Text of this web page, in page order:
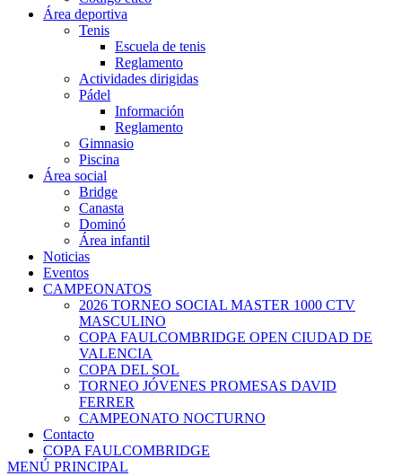
Área deportiva
Tenis
Escuela de tenis
Reglamento
Actividades dirigidas
Pádel
Información
Reglamento
Gimnasio
Piscina
Área social
Bridge
Canasta
Dominó
Área infantil
Noticias
Eventos
CAMPEONATOS
2026 TORNEO SOCIAL MASTER 1000 CTV
MASCULINO
COPA FAULCOMBRIDGE OPEN CIUDAD DE
VALENCIA
COPA DEL SOL
TORNEO JÓVENES PROMESAS DAVID
FERRER
CAMPEONATO NOCTURNO
Contacto
COPA FAULCOMBRIDGE
MENÚ PRINCIPAL